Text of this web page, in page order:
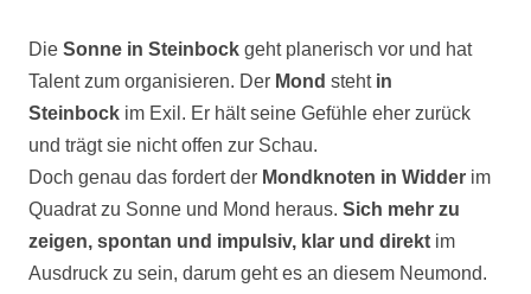
Die Sonne in Steinbock geht planerisch vor und hat
Talent zum organisieren. Der Mond steht in
Steinbock im Exil. Er hält seine Gefühle eher zurück
und trägt sie nicht offen zur Schau.
Doch genau das fordert der Mondknoten in Widder im
Quadrat zu Sonne und Mond heraus. Sich mehr zu
zeigen, spontan und impulsiv, klar und direkt im
Ausdruck zu sein, darum geht es an diesem Neumond.